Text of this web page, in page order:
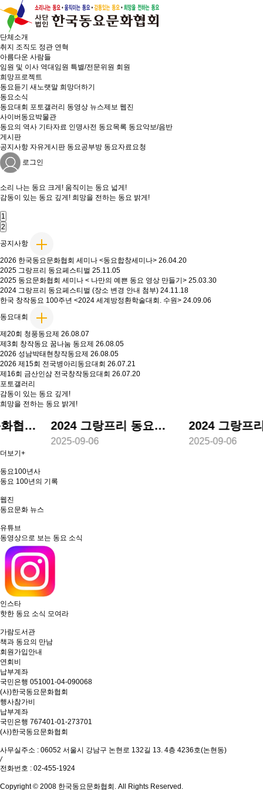
단체소개
취지 조직도 정관 연혁
아름다운 사람들
임원 및 이사 역대임원 특별/전문위원 회원
희망프로젝트
동요듣기 새노랫말 희망더하기
동요소식
동요대회 포토갤러리 동영상 뉴스제보 웹진
사이버동요박물관
동요의 역사 기타자료 인명사전 동요목록 동요악보/음반
게시판
공지사항 자유게시판 동요공부방 동요자료요청
로그인
소리 나는 동요 크게! 움직이는 동요 넓게!
감동이 있는 동요 깊게! 희망을 전하는 동요 밝게!
1
2
공지사항
2026 한국동요문화협회 세미나 <동요합창세미나> 26.04.20
2025 그랑프리 동요페스티벌 25.11.05
2025 동요문화협회 세미나 < 나만의 예쁜 동요 영상 만들기> 25.03.30
2024 그랑프리 동요페스티벌 (장소 변경 안내 첨부) 24.11.18
한국 창작동요 100주년 <2024 세계방정환학술대회. 수원> 24.09.06
동요대회
제20회 청풍동요제 26.08.07
제3회 창작동요 꿈나눔 동요제 26.08.05
2026 성남박태현창작동요제 26.08.05
2026 제15회 전국병아리동요대회 26.07.21
제16회 금산인삼 전국창작동요대회 26.07.20
포토갤러리
감동이 있는 동요 깊게!
희망을 전하는 동요 밝게!
총회 2024 그랑프리 동요페스티발
2025-09-06 2025-09-06
더보기+
동요100년사
동요 100년의 기록
웹진
동요문화 뉴스
유튜브
동영상으로 보는 동요 소식
인스타
핫한 동요 소식 모여라
가람도서관
책과 동요의 만남
회원가입안내
연회비
납부계좌
국민은행 051001-04-090068
(사)한국동요문화협회
행사참가비
납부계좌
국민은행 767401-01-273701
(사)한국동요문화협회
사무실주소 : 06052 서울시 강남구 논현로 132길 13. 4층 4236호(논현동)
/
전화번호 : 02-455-1924
Copyright © 2008 한국동요문화협회. All Rights Reserved.